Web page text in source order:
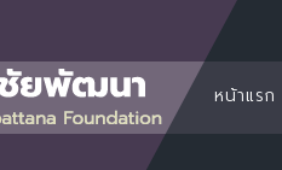
หน้าแรก